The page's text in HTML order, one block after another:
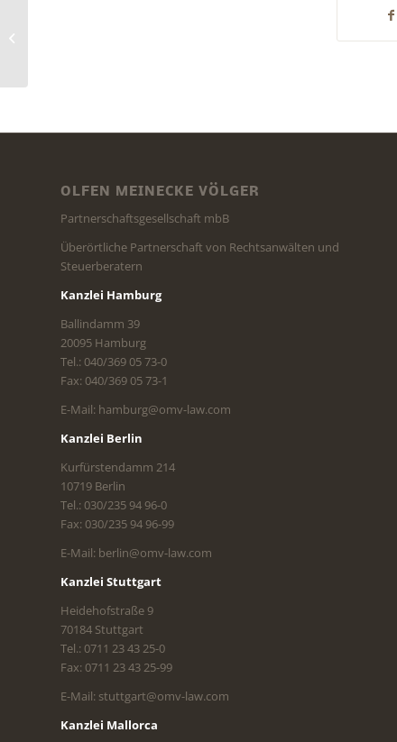
OLFEN MEINECKE VÖLGER
Partnerschaftsgesellschaft mbB
Überörtliche Partnerschaft von Rechtsanwälten und
Steuerberatern
Kanzlei Hamburg
Ballindamm 39
20095 Hamburg
Tel.: 040/369 05 73-0
Fax: 040/369 05 73-1
E-Mail: hamburg@omv-law.com
Kanzlei Berlin
Kurfürstendamm 214
10719 Berlin
Tel.: 030/235 94 96-0
Fax: 030/235 94 96-99
E-Mail: berlin@omv-law.com
Kanzlei Stuttgart
Heidehofstraße 9
70184 Stuttgart
Tel.: 0711 23 43 25-0
Fax: 0711 23 43 25-99
E-Mail: stuttgart@omv-law.com
Kanzlei Mallorca